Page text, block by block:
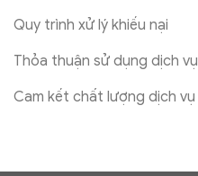
Quy trình xử lý khiếu nại
Thỏa thuận sử dụng dịch vụ
Cam kết chất lượng dịch vụ